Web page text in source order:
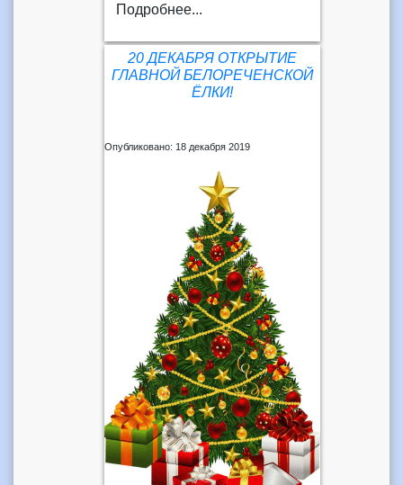
Подробнее...
20 ДЕКАБРЯ ОТКРЫТИЕ
ГЛАВНОЙ БЕЛОРЕЧЕНСКОЙ
ЁЛКИ!
Опубликовано: 18 декабря 2019